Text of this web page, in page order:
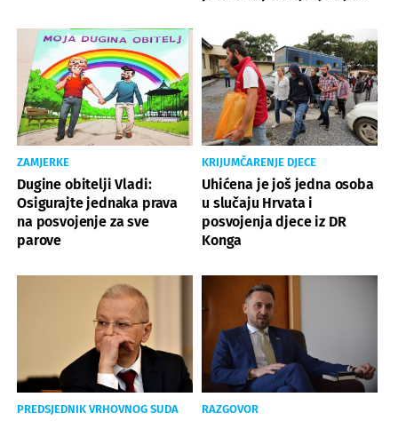
ZAMJERKE
Dugine obitelji Vladi:
Osigurajte jednaka prava
na posvojenje za sve
parove
KRIJUMČARENJE DJECE
Uhićena je još jedna osoba
u slučaju Hrvata i
posvojenja djece iz DR
Konga
PREDSJEDNIK VRHOVNOG SUDA RAZGOVOR